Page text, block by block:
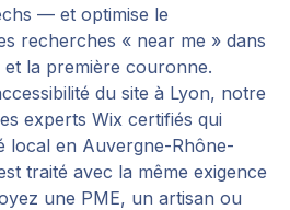
— et optimise le
recherches « near me » dans
la première couronne.
du site à Lyon, notre
experts Wix certifiés qui
local en Auvergne-Rhône-
traité avec la même exigence
une PME, un artisan ou